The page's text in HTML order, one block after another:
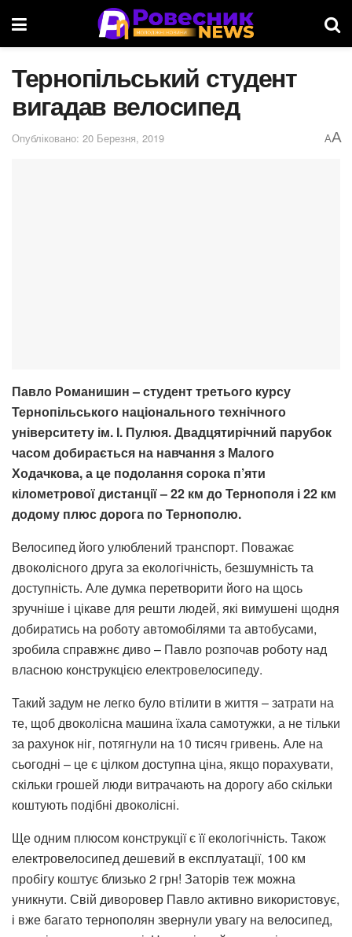
Тернопільський студент
вигадав велосипед
Опубліковано: 20 Березня, 2019 AA
Павло Романишин – студент третього курсу
Тернопільського національного технічного
університету ім. І. Пулюя. Двадцятирічний парубок
часом добирається на навчання з Малого
Ходачкова, а це подолання сорока п’яти
кілометрової дистанції – 22 км до Тернополя і 22 км
додому плюс дорога по Тернополю.
Велосипед його улюблений транспорт. Поважає
двоколісного друга за екологічність, безшумність та
доступність. Але думка перетворити його на щось
зручніше і цікаве для решти людей, які вимушені щодня
добиратись на роботу автомобілями та автобусами,
зробила справжнє диво – Павло розпочав роботу над
власною конструкцією електровелосипеду.
Такий задум не легко було втілити в життя – затрати на
те, щоб двоколісна машина їхала самотужки, а не тільки
за рахунок ніг, потягнули на 10 тисяч гривень. Але на
сьогодні – це є цілком доступна ціна, якщо порахувати,
скільки грошей люди витрачають на дорогу або скільки
коштують подібні двоколісні.
Ще одним плюсом конструкції є її екологічність. Також
електровелосипед дешевий в експлуатації, 100 км
пробігу коштує близько 2 грн! Заторів теж можна
уникнути. Свій диворовер Павло активно використовує,
і вже багато тернополян звернули увагу на велосипед,